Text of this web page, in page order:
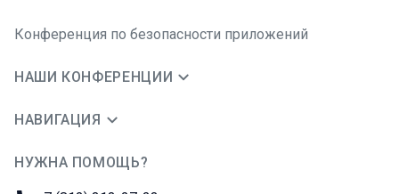
Конференция по безопасности приложений
НАШИ КОНФЕРЕНЦИИ
НАВИГАЦИЯ
НУЖНА ПОМОЩЬ?